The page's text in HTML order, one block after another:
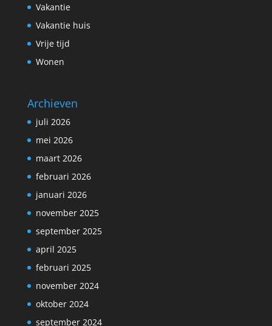
Vakantie
Vakantie huis
Vrije tijd
Wonen
Archieven
juli 2026
mei 2026
maart 2026
februari 2026
januari 2026
november 2025
september 2025
april 2025
februari 2025
november 2024
oktober 2024
september 2024